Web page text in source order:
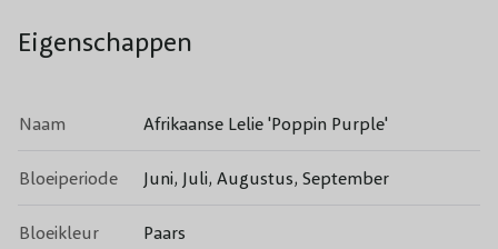
Eigenschappen
Naam Afrikaanse Lelie 'Poppin Purple'
Bloeiperiode Juni, Juli, Augustus, September
Bloeikleur Paars